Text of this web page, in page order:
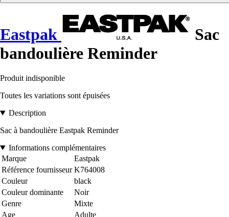
Eastpak
Sac
bandoulière Reminder
Produit indisponible
Toutes les variations sont épuisées
Description
Sac à bandoulière Eastpak Reminder
Informations complémentaires
Marque
Eastpak
Référence fournisseur K764008
Couleur
black
Couleur dominante
Noir
Genre
Mixte
Age
Adulte